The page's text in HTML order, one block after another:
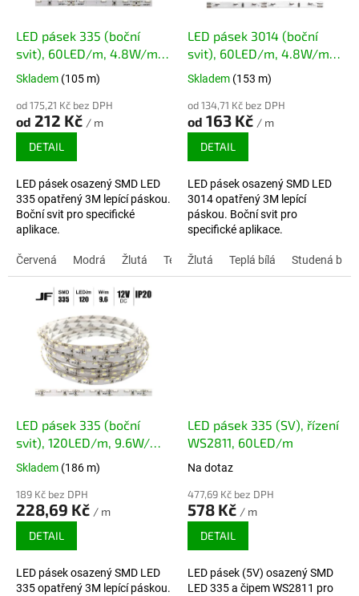
LED pásek 335 (boční
svit), 60LED/m, 4.8W/m,
12V
Skladem (105 m)
od 175,21 Kč bez DPH
od 212 Kč / m
DETAIL
LED pásek osazený SMD LED
335 opatřený 3M lepící páskou.
Boční svit pro specifické
aplikace.
Červená Modrá Žlutá Teplá bílá Studená bílá Neutrální
LED pásek 3014 (boční
svit), 60LED/m, 4.8W/m,
12V
Skladem (153 m)
od 134,71 Kč bez DPH
od 163 Kč / m
DETAIL
LED pásek osazený SMD LED
3014 opatřený 3M lepící
páskou. Boční svit pro
specifické aplikace.
Žlutá Teplá bílá Studená bílá
LED pásek 335 (boční
svit), 120LED/m, 9.6W/m,
12V
Skladem (186 m)
189 Kč bez DPH
228,69 Kč / m
DETAIL
LED pásek osazený SMD LED
335 opatřený 3M lepící páskou.
LED pásek 335 (SV), řízení
WS2811, 60LED/m
Na dotaz
477,69 Kč bez DPH
578 Kč / m
DETAIL
LED pásek (5V) osazený SMD
LED 335 a čipem WS2811 pro